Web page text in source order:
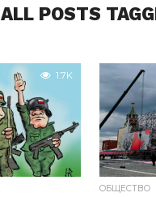
ALL POSTS
1.7K
ОБЩЕСТВО